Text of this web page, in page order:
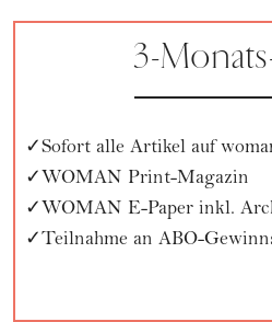
3-
Sofort alle Artikel auf
WOMAN Print-Magazin
WOMAN E-Paper inkl.
Teilnahme an ABO-